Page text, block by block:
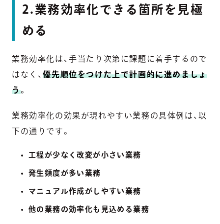
2.業務効率化できる箇所を見極
める
業務効率化は、手当たり次第に課題に着手するので
はなく、優先順位をつけた上で計画的に進めましょ
う。
業務効率化の効果が現れやすい業務の具体例は、以
下の通りです。
工程が少なく改変が小さい業務
発生頻度が多い業務
マニュアル作成がしやすい業務
他の業務の効率化も見込める業務